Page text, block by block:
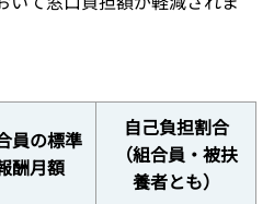
員の標準
酬月額
自己負担割合
（組合員・被扶
養者とも）